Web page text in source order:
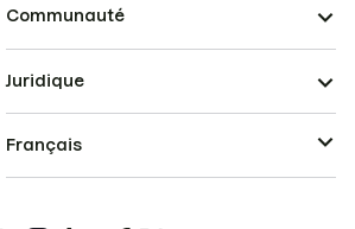
Communauté
Juridique
Français